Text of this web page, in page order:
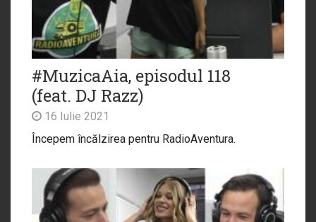
#MuzicaAia, episodul 118
(feat. DJ Razz)
16 Iulie 2021
Începem încălzirea pentru RadioAventura.